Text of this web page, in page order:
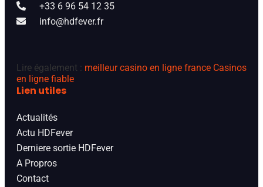
+33 6 96 54 12 35
info@hdfever.fr
Lire également : meilleur casino en ligne france Casinos
en ligne fiable
Lien utiles
Actualités
Actu HDFever
Derniere sortie HDFever
A Propros
Contact